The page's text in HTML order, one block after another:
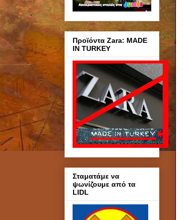
Προϊόντα Zara: MADE
IN TURKEY
Σταματάμε να
ψωνίζουμε από τα
LIDL